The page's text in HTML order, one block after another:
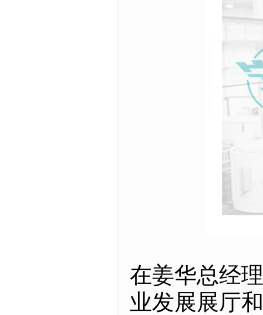
在姜华总经
业发展展厅